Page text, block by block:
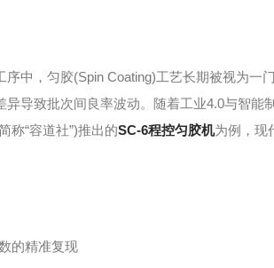
，匀胶(Spin Coating)工艺长期被视为一
导致批次间良率波动。随着工业4.0与智能
称“容道社”)推出的SC-6程控匀胶机为例，现
的精准复现